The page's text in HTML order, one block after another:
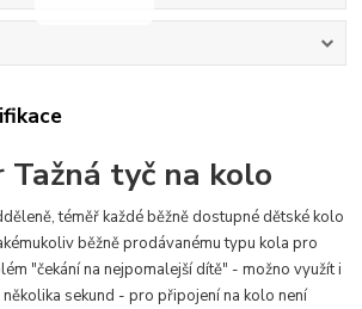
tyč na kolo
téměř každé běžně dostupné dětské kolo
běžně prodávanému typu kola pro
"čekání na nejpomalejší dítě" - možno využít i
sekund - pro připojení na kolo není